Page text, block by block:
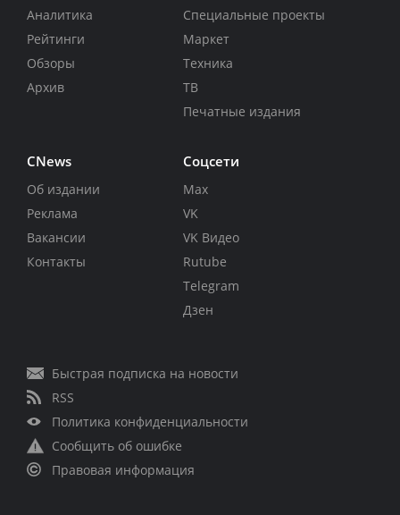
Аналитика
Рейтинги
Обзоры
Архив
Специальные проекты
Маркет
Техника
ТВ
Печатные издания
CNews
Об издании
Реклама
Вакансии
Контакты
Соцсети
Max
VK
VK Видео
Rutube
Telegram
Дзен
Быстрая подписка на новости
RSS
Политика конфиденциальности
Сообщить об ошибке
Правовая информация